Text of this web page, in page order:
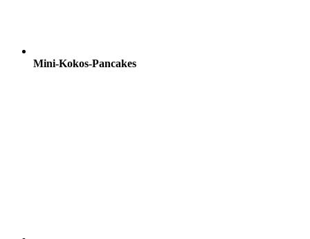
Mini-Kokos-Pancakes